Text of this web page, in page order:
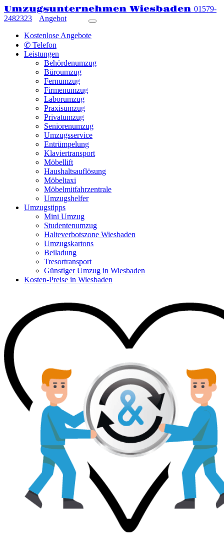
Umzugsunternehmen Wiesbaden 01579-
2482323
Angebot
Kostenlose Angebote
✆ Telefon
Leistungen
Behördenumzug
Büroumzug
Fernumzug
Firmenumzug
Laborumzug
Praxisumzug
Privatumzug
Seniorenumzug
Umzugsservice
Entrümpelung
Klaviertransport
Möbellift
Haushaltsauflösung
Möbeltaxi
Möbelmitfahrzentrale
Umzugshelfer
Umzugstipps
Mini Umzug
Studentenumzug
Halteverbotszone Wiesbaden
Umzugskartons
Beiladung
Tresortransport
Günstiger Umzug in Wiesbaden
Kosten-Preise in Wiesbaden